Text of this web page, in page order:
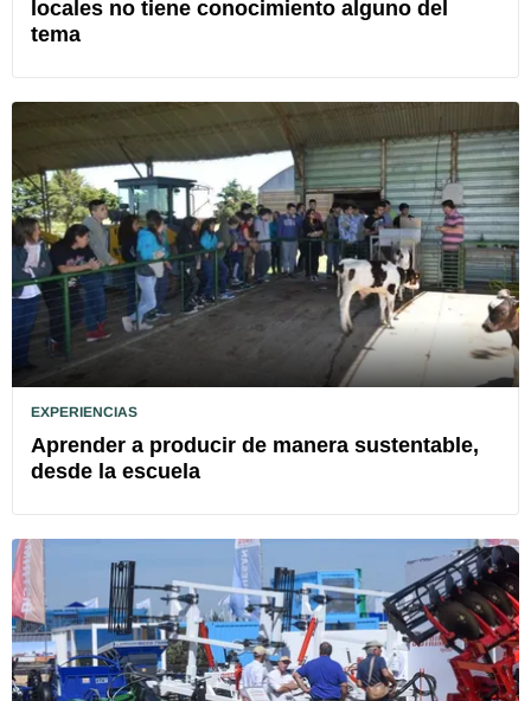
locales no tiene conocimiento alguno del
tema
EXPERIENCIAS
Aprender a producir de manera sustentable,
desde la escuela